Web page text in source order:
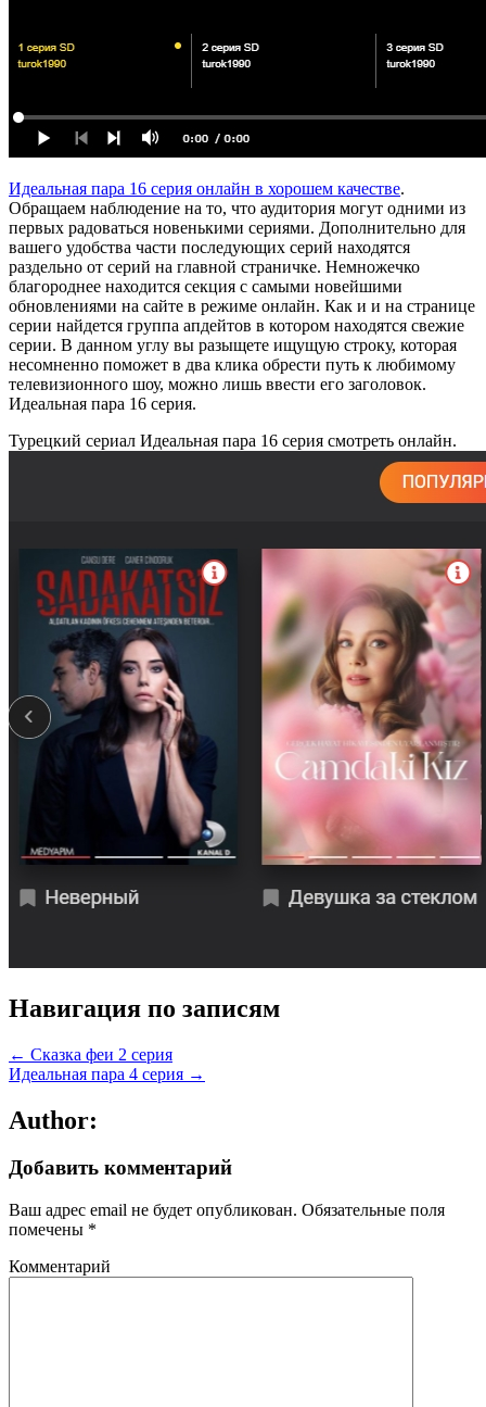
Идеальная пара 16 серия онлайн в хорошем качестве.
Обращаем наблюдение на то, что аудитория могут одними из
первых радоваться новенькими сериями. Дополнительно для
вашего удобства части последующих серий находятся
раздельно от серий на главной страничке. Немножечко
благороднее находится секция с самыми новейшими
обновлениями на сайте в режиме онлайн. Как и и на странице
серии найдется группа апдейтов в котором находятся свежие
серии. В данном углу вы разыщете ищущую строку, которая
несомненно поможет в два клика обрести путь к любимому
телевизионного шоу, можно лишь ввести его заголовок.
Идеальная пара 16 серия.
Турецкий сериал Идеальная пара 16 серия смотреть онлайн.
Навигация по записям
← Сказка феи 2 серия
Идеальная пара 4 серия →
Author:
Добавить комментарий
Ваш адрес email не будет опубликован. Обязательные поля
помечены *
Комментарий